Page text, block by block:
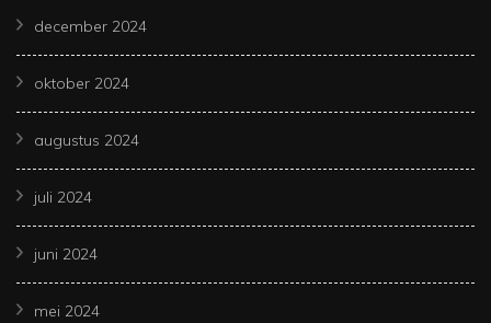
december 2024
oktober 2024
augustus 2024
juli 2024
juni 2024
mei 2024